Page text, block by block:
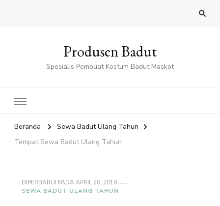
Produsen Badut
Spesialis Pembuat Kostum Badut Maskot
Beranda
Sewa Badut Ulang Tahun
Tempat Sewa Badut Ulang Tahun
DIPERBARUI PADAAPRIL 28, 2018
SEWA BADUT ULANG TAHUN